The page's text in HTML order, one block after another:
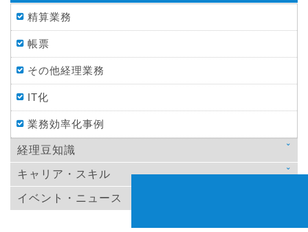
精算業務
帳票
その他経理業務
IT化
業務効率化事例
経理豆知識
法律
税金
キャリア・スキル
スキルアップ
イベント・ニュース